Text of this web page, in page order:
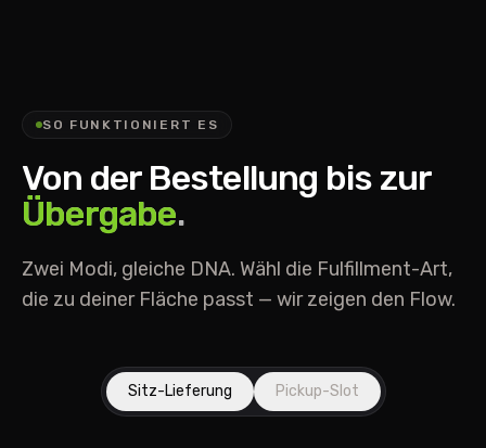
SO FUNKTIONIERT ES
Von der Bestellung bis zur
Übergabe.
Zwei Modi, gleiche DNA. Wähl die Fulfillment-Art,
die zu deiner Fläche passt — wir zeigen den Flow.
Sitz-Lieferung Pickup-Slot